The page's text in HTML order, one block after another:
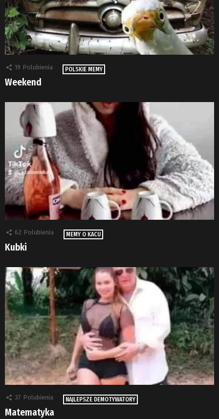
19 Polubienia POLSKIE MEMY
Weekend
62 Polubienia MEMY O KACU
Kubki
37 Polubienia NAJLEPSZE DEMOTYWATORY
Matematyka